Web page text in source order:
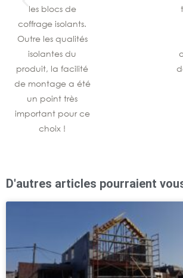
les blocs de
coffrage isolants.
Outre les qualités
isolantes du
produit, la facilité
de montage a été
un point très
important pour ce
choix !
D'autres articles pourraient